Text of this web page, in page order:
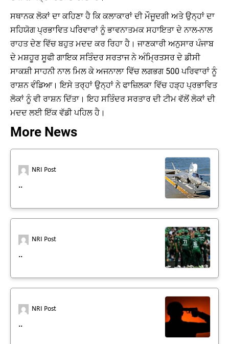
ਸਥਾਨਕ ਲੋਕਾਂ ਦਾ ਕਹਿਣਾ ਹੈ ਕਿ ਕਲਾਕਾਰਾਂ ਦੀ ਮੌਜੂਦਗੀ ਅਤੇ ਉਨ੍ਹਾਂ ਦਾ
ਸਹਿਯੋਗ ਪ੍ਰਭਾਵਿਤ ਪਰਿਵਾਰਾਂ ਨੂੰ ਭਾਵਨਾਤਮਕ ਸਹਾਇਤਾ ਦੇ ਨਾਲ-ਨਾਲ
ਰਾਹਤ ਦੇਣ ਵਿੱਚ ਬਹੁਤ ਮਦਦ ਕਰ ਰਿਹਾ ਹੈ। ਜਾਣਕਾਰੀ ਅਨੁਸਾਰ ਪੰਜਾਬ
ਦੇ ਮਸ਼ਹੂਰ ਸੂਫੀ ਗਾਇਕ ਸਤਿੰਦਰ ਸਰਤਾਜ ਨੇ ਅੰਮ੍ਰਿਤਸਰ ਦੇ ਡੀਸੀ
ਸਾਕਸ਼ੀ ਸਾਹਨੀ ਨਾਲ ਮਿਲ ਕੇ ਅਜਨਾਲਾ ਵਿੱਚ ਲਗਭਗ 500 ਪਰਿਵਾਰਾਂ ਨੂੰ
ਰਾਸ਼ਨ ਵੰਡਿਆ। ਇਸੇ ਤਰ੍ਹਾਂ ਉਨ੍ਹਾਂ ਨੇ ਫਾਜ਼ਿਲਕਾ ਵਿੱਚ ਹੜ੍ਹ ਪ੍ਰਭਾਵਿਤ
ਲੋਕਾਂ ਨੂੰ ਵੀ ਰਾਸ਼ਨ ਦਿੱਤਾ। ਇਹ ਸਤਿੰਦਰ ਸਰਤਾਰ ਦੀ ਟੀਮ ਵੱਲੋਂ ਲੋਕਾਂ ਦੀ
ਮਦਦ ਲਈ ਇੱਕ ਵੱਡੀ ਪਹਿਲ ਹੈ।
More News
NRI Post
..
NRI Post
..
NRI Post
..